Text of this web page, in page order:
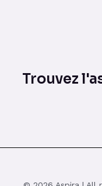
Trouvez